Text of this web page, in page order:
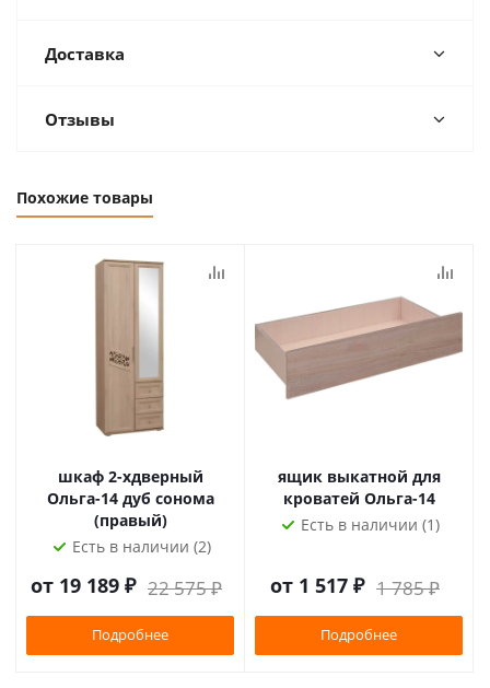
Доставка
Отзывы
Похожие товары
шкаф 2-хдверный
Ольга-14 дуб сонома
(правый)
Есть в наличии (2)
от 19 189 ₽ 22 575 ₽
Подробнее
ящик выкатной для
кроватей Ольга-14
Есть в наличии (1)
от 1 517 ₽ 1 785 ₽
Подробнее